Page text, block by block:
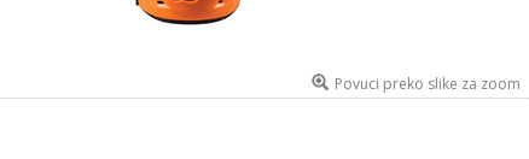
Povuci preko slike za zoom